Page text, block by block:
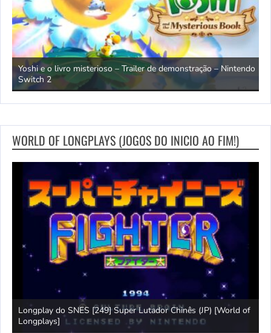
e o livro misterioso – Trailer de demonstração – Nintendo
2
Disney
WORLD OF LONGPLAYS (JOGOS DO INICIO AO FIM!)
do SNES [249] Super Lutador Chinês (JP) [World of
Jogo